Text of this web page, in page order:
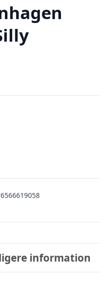
information